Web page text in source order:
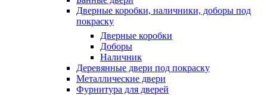
Дверные коробки, наличники, доборы под
покраску
Дверные коробки
Доборы
Наличник
Деревянные двери под покраску
Металлические двери
Фурнитура для дверей